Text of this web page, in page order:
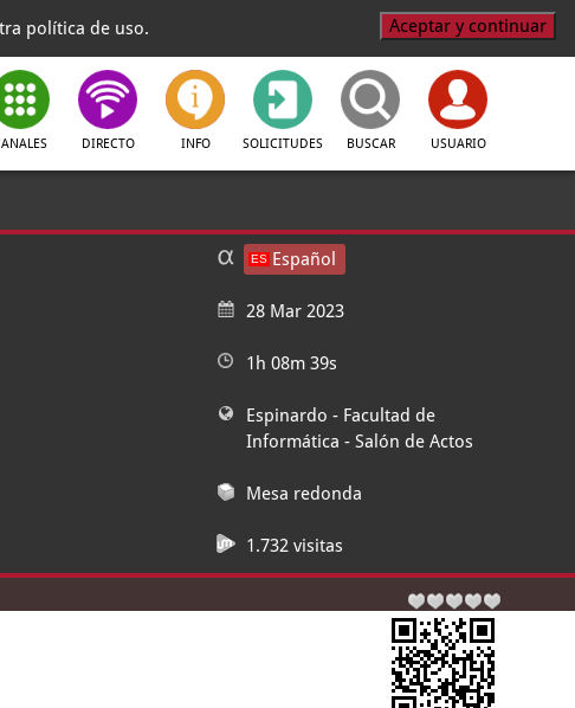
política de uso. Aceptar y continuar
DIRECTO INFO SOLICITUDES BUSCAR USUARIO
Español
28 Mar 2023
1h 08m 39s
Espinardo - Facultad de
Informática - Salón de Actos
Mesa redonda
1.732 visitas